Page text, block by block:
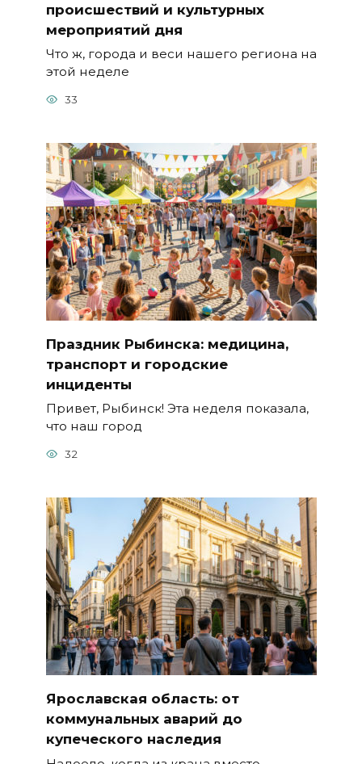
происшествий и культурных
мероприятий дня
Что ж, города и веси нашего региона на
этой неделе
33
Праздник Рыбинска: медицина,
транспорт и городские
инциденты
Привет, Рыбинск! Эта неделя показала,
что наш город
32
Ярославская область: от
коммунальных аварий до
купеческого наследия